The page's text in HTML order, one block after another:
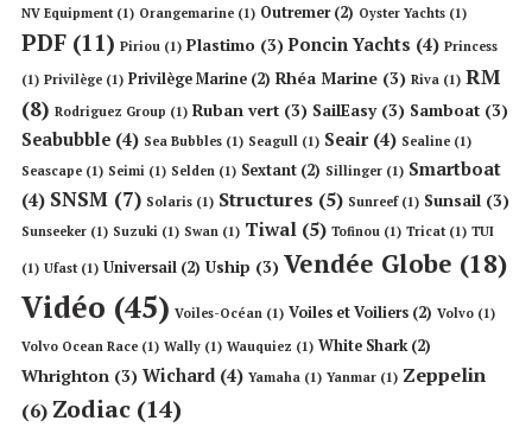
NV Equipment (1) Orangemarine (1) Outremer(2) Oyster Yachts (1)
PDF (11) Piriou (1) Plastimo (3) Poncin Yachts (4) Princess
(1) Privilège (1) Privilège Marine (2) Rhéa Marine (3) Riva (1) RM
(8) Rodriguez Group (1) Ruban vert (3) SailEasy(3) Samboat (3)
Seabubble (4) Sea Bubbles (1) Seagull (1) Seair(4) Sealine (1)
Seascape (1) Seimi (1) Selden (1) Sextant (2) Sillinger (1) Smartboat
(4) SNSM (7) Solaris (1) Structures (5) Sunreef(1) Sunsail (3)
Sunseeker (1) Suzuki (1) Swan (1) Tiwal (5) Tofinou (1) Tricat (1) TUI
(1) Ufast (1) Universail (2) Uship (3) Vendée Globe (18)
Vidéo (45) Voiles-Océan (1) Voiles et Voiliers (2) Volvo (1)
Volvo Ocean Race (1) Wally (1) Wauquiez (1) White Shark(2)
Whrighton (3) Wichard (4) Yamaha (1) Yanmar (1) Zeppelin
(6) Zodiac (14)